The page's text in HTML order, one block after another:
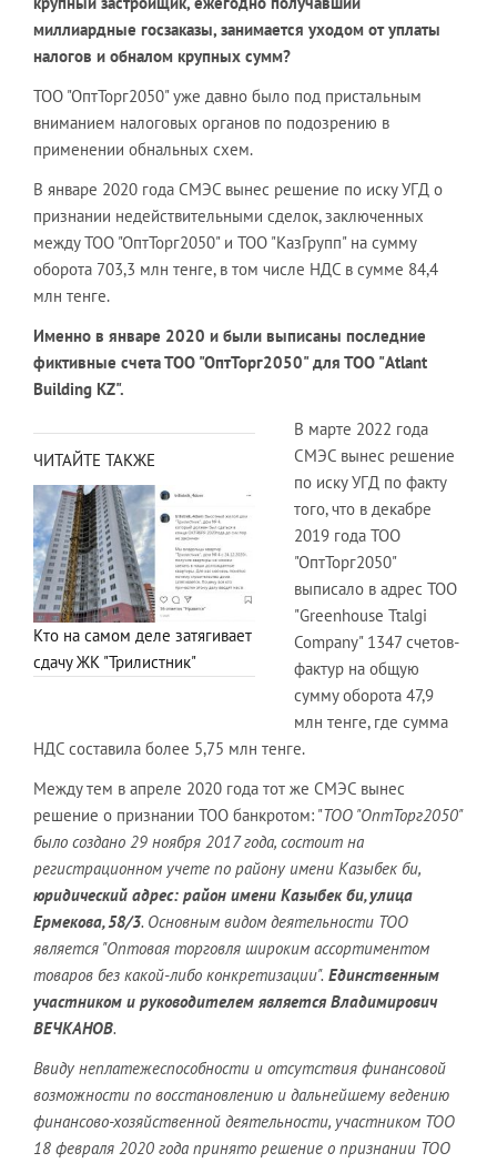
миллиардные госзаказы, занимается уходом от уплаты
налогов и обналом крупных сумм?
ТОО "ОптТорг2050" уже давно было под пристальным
вниманием налоговых органов по подозрению в
применении обнальных схем.
В январе 2020 года СМЭС вынес решение по иску УГД о
признании недействительными сделок, заключенных
между ТОО "ОптТорг2050" и ТОО "КазГрупп" на сумму
оборота 703,3 млн тенге, в том числе НДС в сумме 84,4
млн тенге.
Именно в январе 2020 и были выписаны последние
фиктивные счета ТОО "ОптТорг2050" для ТОО "Atlant
Building KZ".
ЧИТАЙТЕ ТАКЖЕ
Кто на самом деле затягивает
сдачу ЖК "Трилистник"
В марте 2022 года
СМЭС вынес решение
по иску УГД по факту
того, что в декабре
2019 года ТОО
"ОптТорг2050"
выписало в адрес ТОО
"Greenhouse Ttalgi
Company" 1347 счетов-
фактур на общую
сумму оборота 47,9
млн тенге, где сумма
НДС составила более 5,75 млн тенге.
Между тем в апреле 2020 года тот же СМЭС вынес
решение о признании ТОО банкротом: "ТОО "ОптТорг2050"
было создано 29 ноября 2017 года, состоит на
регистрационном учете по району имени Казыбек би,
юридический адрес: район имени Казыбек би, улица
Ермекова, 58/3. Основным видом деятельности ТОО
является "Оптовая торговля широким ассортиментом
товаров без какой-либо конкретизации". Единственным
участником и руководителем является Владимирович
ВЕЧКАНОВ.
Ввиду неплатежеспособности и отсутствия финансовой
возможности по восстановлению и дальнейшему ведению
финансово-хозяйственной деятельности, участником ТОО
18 февраля 2020 года принято решение о признании ТОО